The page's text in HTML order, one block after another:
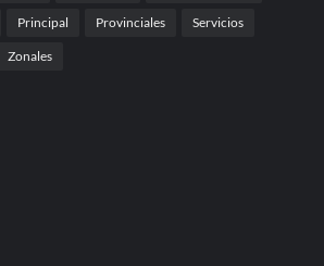
Principal Provinciales Servicios
Zonales